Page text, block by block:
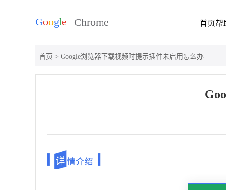
首页帮
首页 > Google浏览器下载视频时提示插件未启用怎么办